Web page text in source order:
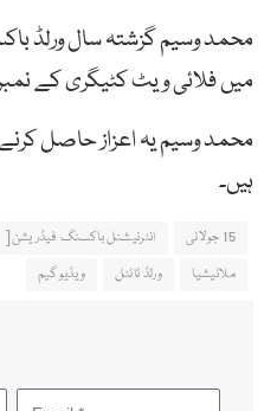
محمد وسیم گزشتہ سال ورلڈ
میں فلائی ویٹ کٹیگری کے نمبر
محمد وسیم یہ اعزاز حاصل
ہیں۔
15 جولائی انٹرنیشنل باکسنگ فیڈریشن[
ملائیشیا
ورلڈ ٹائٹل ویڈیو گیم